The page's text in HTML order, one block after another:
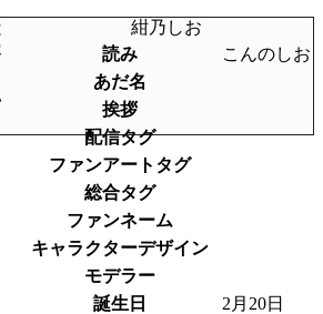
紺乃しお
読み
こんのしお
あだ名
挨拶
配信タグ
ファンアートタグ
総合タグ
ファンネーム
キャラクターデザイン
モデラー
誕生日
2月20日